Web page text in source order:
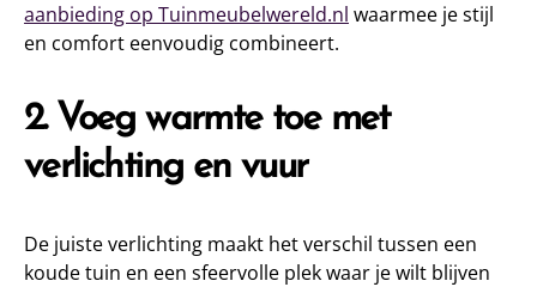
aanbieding op Tuinmeubelwereld.nl waarmee je stijl
en comfort eenvoudig combineert.
2. Voeg warmte toe met
verlichting en vuur
De juiste verlichting maakt het verschil tussen een
koude tuin en een sfeervolle plek waar je wilt blijven